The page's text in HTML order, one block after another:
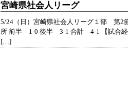
宮崎県社会人リーグ
5/24（日）宮崎県社会人リーグ１部 第2
所 前半 1-0 後半 3-1 合計 4-1 【試合
[…]